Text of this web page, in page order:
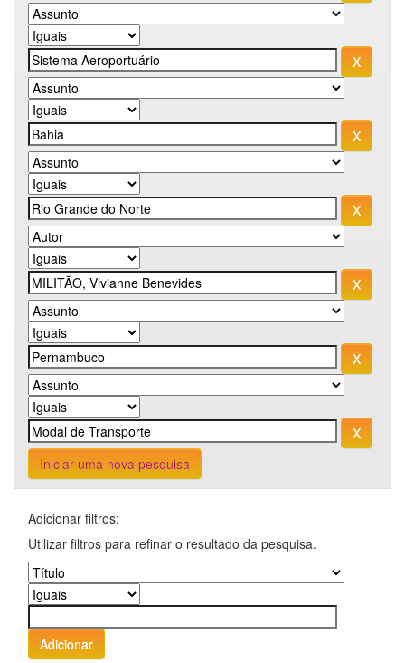
Iniciar uma nova pesquisa
Adicionar filtros:
Utilizar filtros para refinar o resultado da pesquisa.